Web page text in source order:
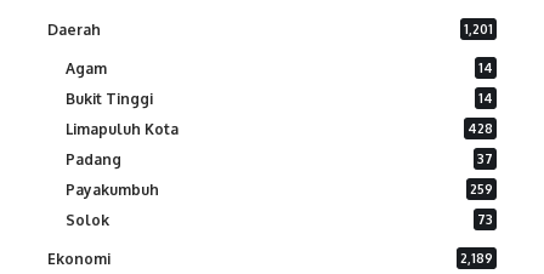
Daerah 1,201
Agam 14
Bukit Tinggi 14
Limapuluh Kota 428
Padang 37
Payakumbuh 259
Solok 73
Ekonomi 2,189